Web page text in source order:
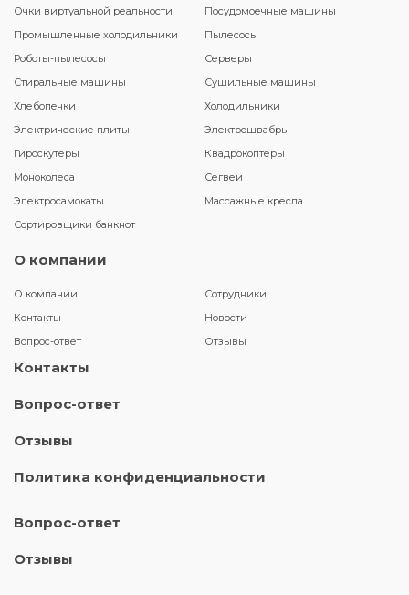
Очки виртуальной реальности
Посудомоечные машины
Промышленные холодильники
Пылесосы
Роботы-пылесосы
Серверы
Стиральные машины
Сушильные машины
Хлебопечки
Холодильники
Электрические плиты
Электрошвабры
Гироскутеры
Квадрокоптеры
Моноколеса
Сегвеи
Электросамокаты
Массажные кресла
Сортировщики банкнот
О компании
О компании
Сотрудники
Контакты
Новости
Вопрос-ответ
Отзывы
Контакты
Вопрос-ответ
Отзывы
Политика конфиденциальности
Вопрос-ответ
Отзывы